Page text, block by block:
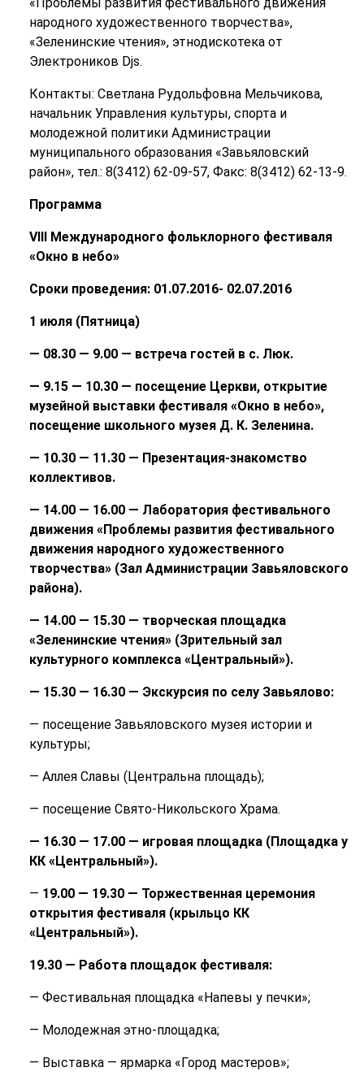
«Проблемы развития фестивального движения
народного художественного творчества»,
«Зеленинские чтения», этнодискотека от
Электроников Djs.
Контакты: Светлана Рудольфовна Мельчикова,
начальник Управления культуры, спорта и
молодежной политики Администрации
муниципального образования «Завьяловский
район», тел.: 8(3412) 62-09-57, Факс: 8(3412) 62-13-9.
Программа
VIII Международного фольклорного фестиваля
«Окно в небо»
Сроки проведения: 01.07.2016- 02.07.2016
1 июля (Пятница)
— 08.30 — 9.00 — встреча гостей в с. Люк.
— 9.15 — 10.30 — посещение Церкви, открытие
музейной выставки фестиваля «Окно в небо»,
посещение школьного музея Д. К. Зеленина.
— 10.30 — 11.30 — Презентация-знакомство
коллективов.
— 14.00 — 16.00 — Лаборатория фестивального
движения «Проблемы развития фестивального
движения народного художественного
творчества» (Зал Администрации Завьяловского
района).
— 14.00 — 15.30 — творческая площадка
«Зеленинские чтения» (Зрительный зал
культурного комплекса «Центральный»).
— 15.30 — 16.30 — Экскурсия по селу Завьялово:
— посещение Завьяловского музея истории и
культуры;
— Аллея Славы (Центральна площадь);
— посещение Свято-Никольского Храма.
— 16.30 — 17.00 — игровая площадка (Площадка у
КК «Центральный»).
— 19.00 — 19.30 — Торжественная церемония
открытия фестиваля (крыльцо КК
«Центральный»).
19.30 — Работа площадок фестиваля:
— Фестивальная площадка «Напевы у печки»;
— Молодежная этно-площадка;
— Выставка — ярмарка «Город мастеров»;